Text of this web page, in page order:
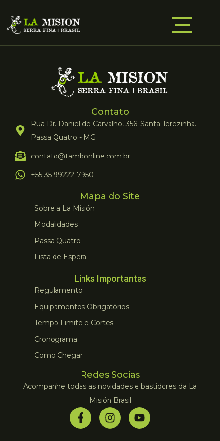
Contato
Rua Dr. Daniel de Carvalho, 356, Santa Terezinha.
Passa Quatro - MG
contato@tambonline.com.br
+55 35 99222-7950
Mapa do Site
Sobre a La Misión
Modalidades
Passa Quatro
Lista de Espera
Links Importantes
Regulamento
Equipamentos Obrigatórios
Tempo Limite e Cortes
Cronograma
Como Chegar
Redes Socias
Acompanhe todas as novidades e bastidores da La
Misión Brasil